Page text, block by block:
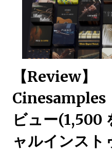
【Review】
Cinesamples
ビュー(1,500
ャルインスト